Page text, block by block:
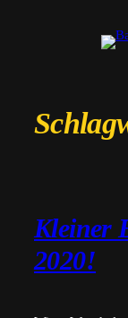
Kleiner
2020!